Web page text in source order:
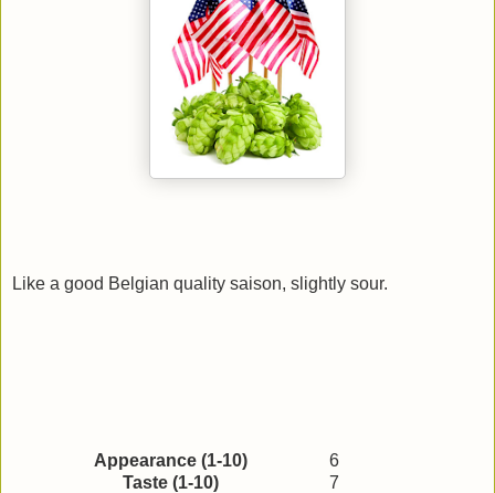
Like a good Belgian quality saison, slightly sour.
Appearance (1-10)
6
Taste (1-10)
7